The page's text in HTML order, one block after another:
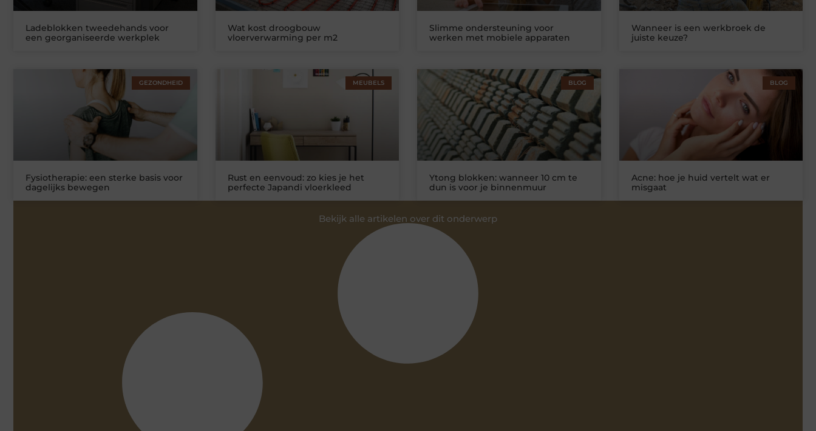
Ladeblokken tweedehands voor
een georganiseerde werkplek
Wat kost droogbouw
vloerverwarming per m2
Slimme ondersteuning voor
werken met mobiele apparaten
Wanneer is een werkbroek de
juiste keuze?
GEZONDHEID
Fysiotherapie: een sterke basis voor
dagelijks bewegen
MEUBELS
Rust en eenvoud: zo kies je het
perfecte Japandi vloerkleed
BLOG
Ytong blokken: wanneer 10 cm te
dun is voor je binnenmuur
BLOG
Acne: hoe je huid vertelt wat er
misgaat
Bekijk alle artikelen over dit onderwerp